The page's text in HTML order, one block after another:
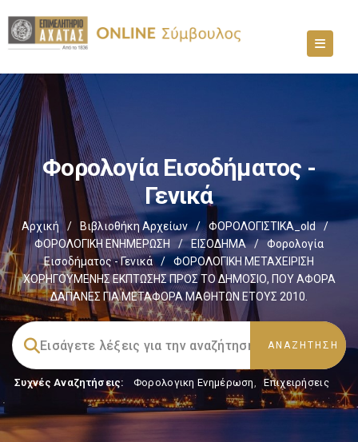
Φορολογία Εισοδήματος -
Γενικά
Αρχική / Βιβλιοθήκη Αρχείων / ΦΟΡΟΛΟΓΙΣΤΙΚΑ_old
/
ΦΟΡΟΛΟΓΙΚΗ ΕΝΗΜΕΡΩΣΗ
/ ΕΙΣΟΔΗΜΑ /
Φορολογία
Εισοδήματος - Γενικά
/
ΦΟΡΟΛΟΓΙΚΗ ΜΕΤΑΧΕΙΡΙΣΗ
ΧΟΡΗΓΟΥΜΕΝΗΣ ΕΚΠΤΩΣΗΣ ΠΡΟΣ ΤΟ ΔΗΜΟΣΙΟ, ΠΟΥ ΑΦΟΡΑ
ΔΑΠΑΝΕΣ ΓΙΑ ΜΕΤΑΦΟΡΑ ΜΑΘΗΤΩΝ ΕΤΟΥΣ 2010.
Συχνές Αναζητήσεις: Φορολογικη Ενημέρωση, Επιχειρήσεις